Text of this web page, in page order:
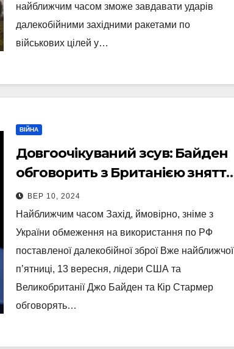
найближчим часом зможе завдавати ударів
далекобійними західними ракетами по
військових цілей у…
ВІЙНА
Довгоочікуваний зсув: Байден
обговорить з Британією зняття
обмежень з України на удари
по аеродромах РФ
ВЕР 10, 2024
Найближчим часом Захід, ймовірно, зніме з
України обмеження на використання по РФ
поставленої далекобійної зброї Вже найближчої
п’ятниці, 13 вересня, лідери США та
Великобританії Джо Байден та Кір Стармер
обговорять…